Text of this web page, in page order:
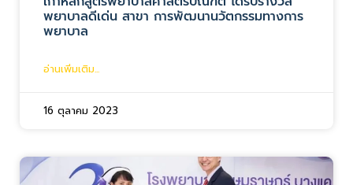
พยาบาลดีเด่น สาขา การพัฒนานวัตกรรมทางการ
พยาบาล
อ่านเพิ่มเติม...
16 ตุลาคม 2023